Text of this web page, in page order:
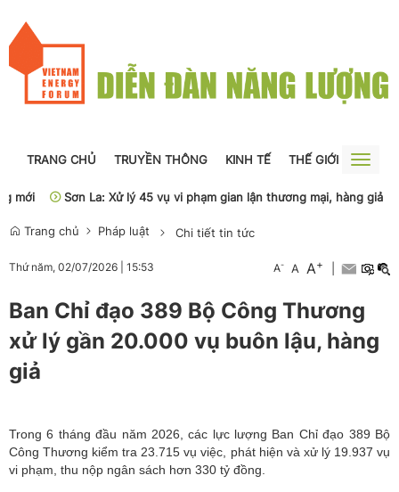
TRANG CHỦ TRUYỀN THÔNG KINH TẾ THẾ GIỚI
Toggle
Sơn La: Xử lý 45 vụ vi phạm gian lận thương mại, hàng giả
Trang chủ Pháp luật Chi tiết tin tức
Thứ năm, 02/07/2026 15:53 A- A A+
Ban Chỉ đạo 389 Bộ Công Thương
xử lý gần 20.000 vụ buôn lậu, hàng
giả
Trong 6 tháng đầu năm 2026, các lực lượng Ban Chỉ đạo 389 Bộ
Công Thương kiểm tra 23.715 vụ việc, phát hiện và xử lý 19.937 vụ
vi phạm, thu nộp ngân sách hơn 330 tỷ đồng.